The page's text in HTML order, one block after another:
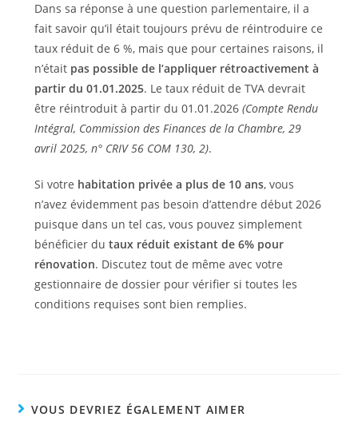
Dans sa réponse à une question parlementaire, il a
fait savoir qu’il était toujours prévu de réintroduire ce
taux réduit de 6 %, mais que pour certaines raisons, il
n’était pas possible de l’appliquer rétroactivement à
partir du 01.01.2025. Le taux réduit de TVA devrait
être réintroduit à partir du 01.01.2026 (Compte Rendu
Intégral, Commission des Finances de la Chambre, 29
avril 2025, n° CRIV 56 COM 130, 2).
Si votre habitation privée a plus de 10 ans, vous
n’avez évidemment pas besoin d’attendre début 2026
puisque dans un tel cas, vous pouvez simplement
bénéficier du taux réduit existant de 6% pour
rénovation. Discutez tout de même avec votre
gestionnaire de dossier pour vérifier si toutes les
conditions requises sont bien remplies.
VOUS DEVRIEZ ÉGALEMENT AIMER